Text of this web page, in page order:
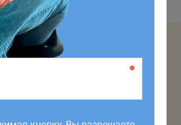
кнопку, Вы разрешаете